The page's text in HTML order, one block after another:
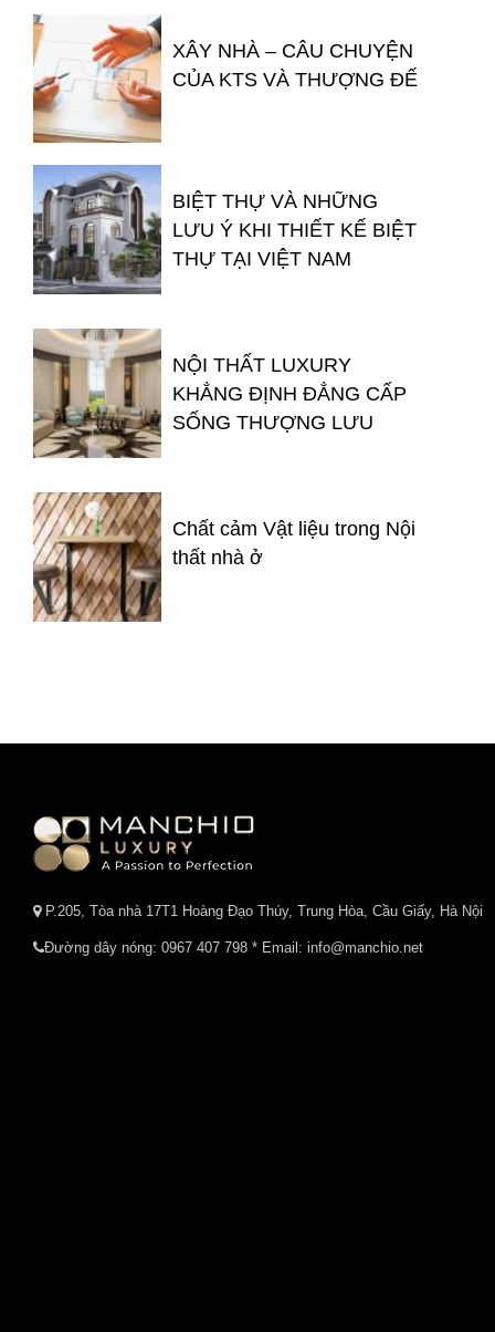
XÂY NHÀ – CÂU CHUYỆN
CỦA KTS VÀ THƯỢNG ĐẾ
BIỆT THỰ VÀ NHỮNG
LƯU Ý KHI THIẾT KẾ BIỆT
THỰ TẠI VIỆT NAM
NỘI THẤT LUXURY
KHẲNG ĐỊNH ĐẲNG CẤP
SỐNG THƯỢNG LƯU
Chất cảm Vật liệu trong Nội
thất nhà ở
P.205, Tòa nhà 17T1 Hoàng Đạo Thúy, Trung Hòa, Cầu Giấy, Hà Nội
Đường dây nóng: 0967 407 798 * Email: info@manchio.net